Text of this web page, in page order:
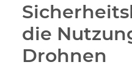
die
Drohnen